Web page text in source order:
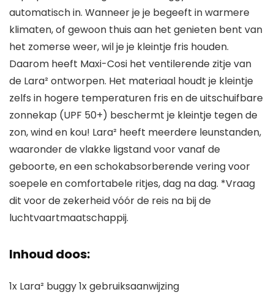
automatisch in. Wanneer je je begeeft in warmere
klimaten, of gewoon thuis aan het genieten bent van
het zomerse weer, wil je je kleintje fris houden.
Daarom heeft Maxi-Cosi het ventilerende zitje van
de Lara² ontworpen. Het materiaal houdt je kleintje
zelfs in hogere temperaturen fris en de uitschuifbare
zonnekap (UPF 50+) beschermt je kleintje tegen de
zon, wind en kou! Lara² heeft meerdere leunstanden,
waaronder de vlakke ligstand voor vanaf de
geboorte, en een schokabsorberende vering voor
soepele en comfortabele ritjes, dag na dag. *Vraag
dit voor de zekerheid vóór de reis na bij de
luchtvaartmaatschappij.
Inhoud doos:
1x Lara² buggy 1x gebruiksaanwijzing